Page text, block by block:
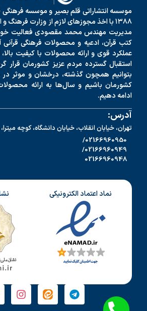
موسسه انتشاراتی قلم بصیر و موسسه فرهنگی
۱۳۸۸ با اخذ مجوزهای لازم از وزارت
مدیریت مهندس محمد مقصودی فعالیت خود
کتب قرآن، ادعیه و محصولات فرهنگی قرآنی
عملکرد قوی و ارائه محصولات با کیفیت
استقبال گسترده مردم عزیز کشورمان قرار
بتوانیم همچون گذشته، درخشان و موثر
کشورمان باشیم و سال‌ها به ارائه
ادامه دهیم.
آدرس:
تهران، خیابان انقلاب، خیابان دانشگاه، کوچه میترا،
02166960950/
02166960949/
02166960948
نماد اعتماد الکترونیکی